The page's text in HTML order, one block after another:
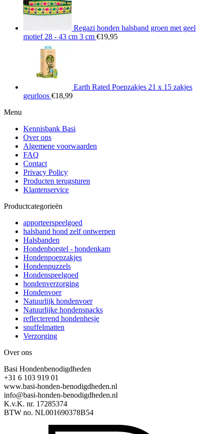
Regazi honden halsband groen met geel
motief 28 - 43 cm 3 cm €19,95
Earth Rated Poepzakjes 21 x 15 zakjes
geurloos €18,99
Menu
Kennisbank Basi
Over ons
Algemene voorwaarden
FAQ
Contact
Privacy Policy
Producten terugsturen
Klantenservice
Productcategorieën
apporteerspeelgoed
halsband hond zelf ontwerpen
Halsbanden
Hondenborstel - hondenkam
Hondenpoepzakjes
Hondenpuzzels
Hondenspeelgoed
hondenverzorging
Hondenvoer
Natuurlijk hondenvoer
Natuurlijke hondensnacks
reflecterend hondenhesje
snuffelmatten
Verzorging
Over ons
Basi Hondenbenodigdheden
+31 6 103 919 01
www.basi-honden-benodigdheden.nl
info@basi-honden-benodigdheden.nl
K.v.K. nr. 17285374
BTW no. NL001690378B54